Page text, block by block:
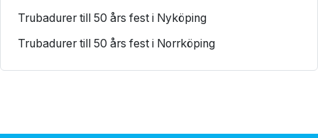
Trubadurer till 50 års fest i Nyköping
Trubadurer till 50 års fest i Norrköping